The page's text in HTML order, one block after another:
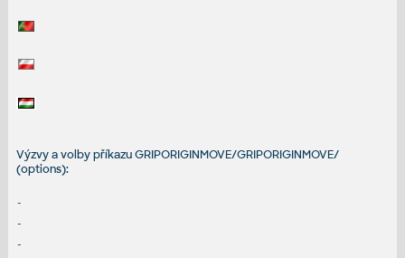
Výzvy a volby příkazu GRIPORIGINMOVE/GRIPORIGINMOVE/
(options):
-
-
-